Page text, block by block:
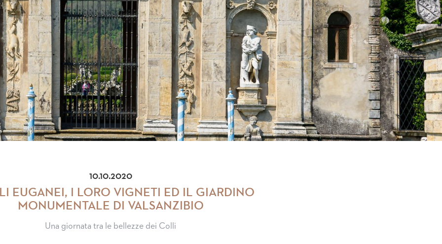
10.10.2020
EUGANEI, I LORO VIGNETI ED IL GIARDINO
MONUMENTALE DI VALSANZIBIO
Una giornata tra le bellezze dei Colli